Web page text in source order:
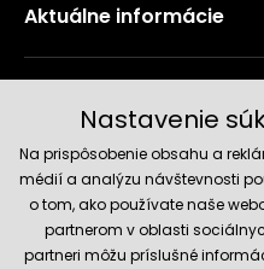
Aktuálne informácie
Nastavenie
Na prispôsobenie obsahu a
médií a analýzu návštevnosti
o tom, ako používate naše
partnerom v oblasti
partneri môžu príslušné